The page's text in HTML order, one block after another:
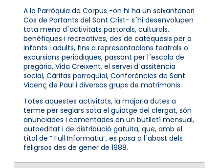
A la Parròquia de Corpus -on hi ha un seixantenari
Cos de Portants del Sant Crist- s´hi desenvolupen
tota mena d´activitats pastorals, culturals,
benèfiques i recreatives, des de catequesis per a
infants i adults, fins a representacions teatrals o
excursions periòdiques, passant per l´escola de
pregària, Vida Creixent, el servei d´assitència
social, Càritas parroquial, Conferències de Sant
Vicenç de Paul i diversos grups de matrimonis.
Totes aquestes activitats, la majoria dutes a
terme per seglars sota el guiatge del clergat, són
anunciades i comentades en un butlletí mensual,
autoeditat i de distribució gatuïta, que, amb el
títol de ” Full Informatiu”, es posa a l´abast dels
feligrsos des de gener de 1988.